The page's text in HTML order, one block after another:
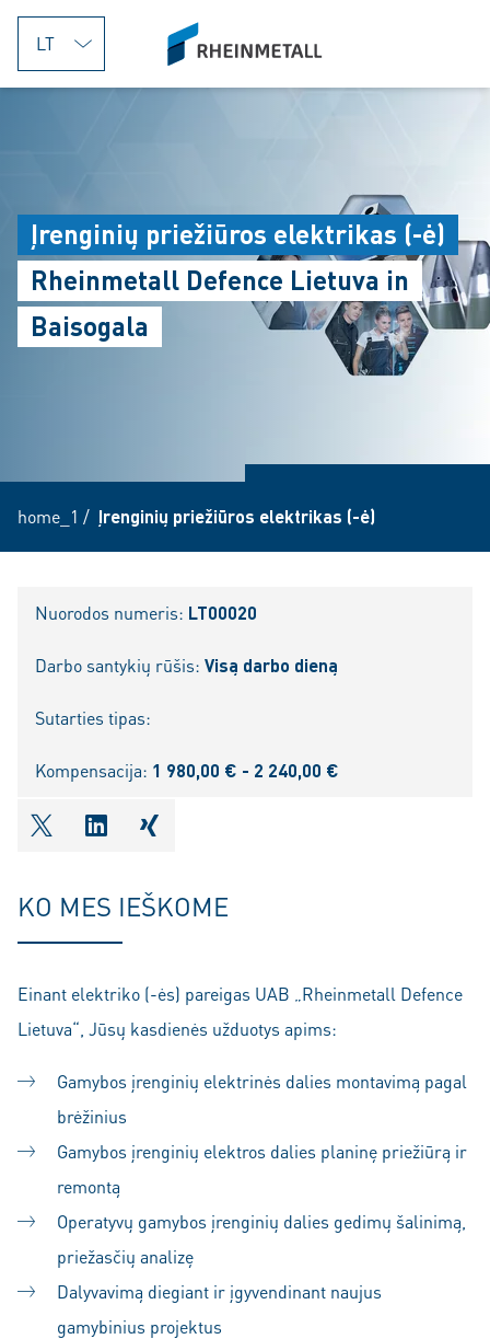
jumpToMain
siteLogo
Įrenginių priežiūros elektrikas (-ė)
Rheinmetall Defence Lietuva in
Baisogala
home_1 / Įrenginių priežiūros elektrikas (-ė)
Nuorodos numeris: LT00020
Darbo santykių rūšis: Visą darbo dieną
Sutarties tipas:
Kompensacija: 1 980,00 € - 2 240,00 €
shareOntwitter
shareOnlinkedIn
shareOnxing
KO MES IEŠKOME
Einant elektriko (-ės) pareigas UAB „Rheinmetall Defence
Lietuva“, Jūsų kasdienės užduotys apims:
Gamybos įrenginių elektrinės dalies montavimą pagal
brėžinius
Gamybos įrenginių elektros dalies planinę priežiūrą ir
remontą
Operatyvų gamybos įrenginių dalies gedimų šalinimą,
priežasčių analizę
Dalyvavimą diegiant ir įgyvendinant naujus
gamybinius projektus